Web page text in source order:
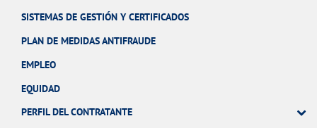
SISTEMAS DE GESTIÓN Y CERTIFICADOS
PLAN DE MEDIDAS ANTIFRAUDE
EMPLEO
EQUIDAD
PERFIL DEL CONTRATANTE